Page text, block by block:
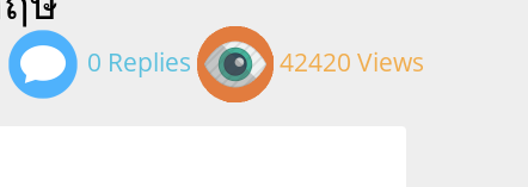
0 Replies 42420 Views